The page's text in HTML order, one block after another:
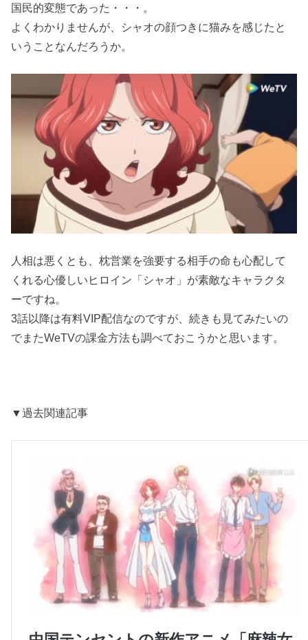
国民的変態であった・・・。
よくわかりませんが、シャオの顔つきに猫みを感じたと
いうことなんだろうか。
人相は悪くとも、枕営業を強要する相手の命も心配して
くれる心優しいヒロイン「シャオ」が素敵なキャラクタ
ーですね。
3話以降は有料VIP配信なのですが、続きも見てみたいの
でまたWeTVの課金方法も調べておこうかと思います。
▼過去関連記事